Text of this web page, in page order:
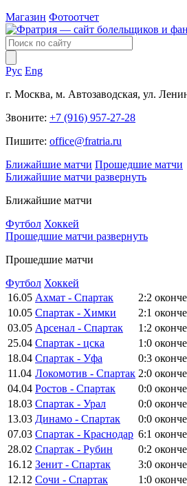
Магазин Фотоотчет
Рус Eng
г. Москва, м. Автозаводская, ул.
Звоните: +7 (916) 957-27-28
Пишите: office@fratria.ru
Ближайшие матчи Прошедшие матчи
Ближайшие матчи развернуть
Ближайшие матчи
Футбол Хоккей
Прошедшие матчи развернуть
Прошедшие матчи
Футбол Хоккей
16.05 Ахмат - Спартак 2:2
10.05 Спартак - Химки 2:1
03.05 Арсенал - Спартак 1:2
25.04 Спартак - цска 1:0
18.04 Спартак - Уфа 0:3
11.04 Локомотив - Спартак 2:0
04.04 Ростов - Спартак 0:0
18.03 Спартак - Урал 0:0
13.03 Динамо - Спартак 0:0
07.03 Спартак - Краснодар 6:1
28.02 Спартак - Рубин 0:2
16.12 Зенит - Спартак 3:0
12.12 Сочи - Спартак 1:0